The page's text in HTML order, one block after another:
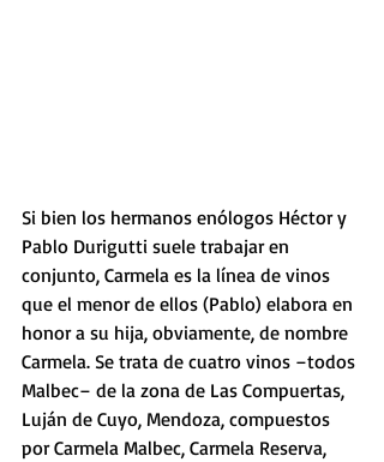
Si bien los hermanos enólogos Héctor y
Pablo Durigutti suele trabajar en
conjunto, Carmela es la línea de vinos
que el menor de ellos (Pablo) elabora en
honor a su hija, obviamente, de nombre
Carmela. Se trata de cuatro vinos –todos
Malbec– de la zona de Las Compuertas,
Luján de Cuyo, Mendoza, compuestos
por Carmela Malbec, Carmela Reserva,